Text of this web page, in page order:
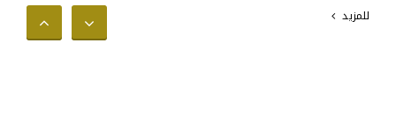
المجتمع الفلسطيني
للمزيد